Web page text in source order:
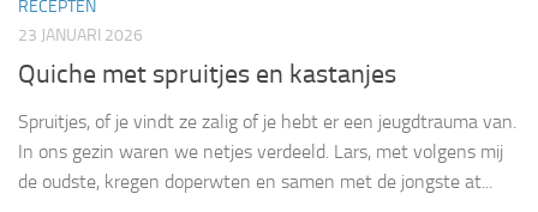
RECEPTEN
23 JANUARI 2026
Quiche met spruitjes en kastanjes
Spruitjes, of je vindt ze zalig of je hebt er een jeugdtrauma van.
In ons gezin waren we netjes verdeeld. Lars, met volgens mij
de oudste, kregen doperwten en samen met de jongste at...